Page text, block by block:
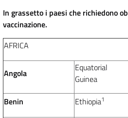
In grassetto i paesi che richiedono
vaccinazione.
AFRICA
Angola
Equatorial
Guinea
Benin Ethiopia1